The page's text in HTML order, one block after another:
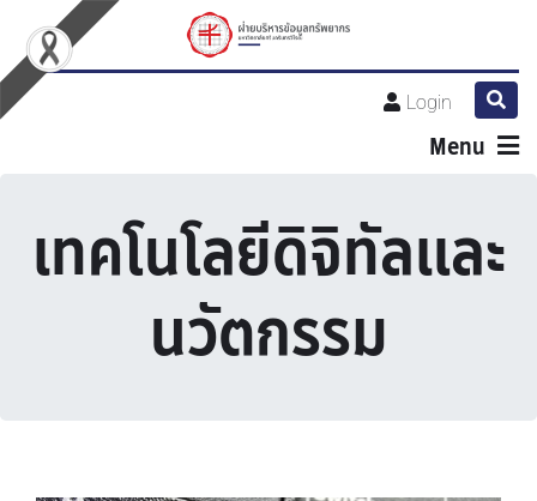
Login
Menu
เทคโนโลยีดิจิทัลและ
นวัตกรรม